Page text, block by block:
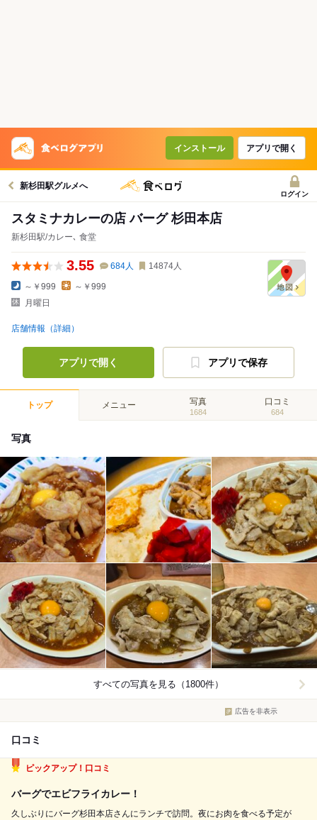
インストール アプリで開く
新杉田駅グルメへ
ログイン
スタミナカレーの店 バーグ 杉田本店
新杉田駅/カレー､ 食堂
3.55 684人 14874人
～￥999
～￥999
月曜日
店舗情報（詳細）
アプリで開く アプリで保存
トップ メニュー 写真
1684
口コミ
684
写真
すべての写真を見る（1800件）
広告を非表示
口コミ
ピックアップ！口コミ
バーグでエビフライカレー！
久しぶりにバーグ杉田本店さんにランチで訪問。夜にお肉を食べる予定が